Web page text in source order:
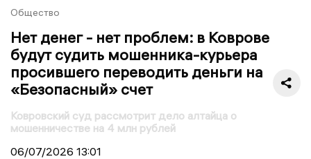
Общество
Нет денег - нет проблем: в Коврове
будут судить мошенника-курьера
просившего переводить деньги на
«Безопасный» счет
Ковровский суд рассмотрит дело алтайца о
мошенничестве на 4 млн рублей
06/07/2026 13:01